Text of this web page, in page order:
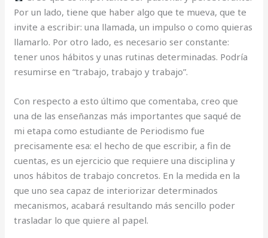
Por un lado, tiene que haber algo que te mueva, que te
invite a escribir: una llamada, un impulso o como quieras
llamarlo. Por otro lado, es necesario ser constante:
tener unos hábitos y unas rutinas determinadas. Podría
resumirse en “trabajo, trabajo y trabajo”.
Con respecto a esto último que comentaba, creo que
una de las enseñanzas más importantes que saqué de
mi etapa como estudiante de Periodismo fue
precisamente esa: el hecho de que escribir, a fin de
cuentas, es un ejercicio que requiere una disciplina y
unos hábitos de trabajo concretos. En la medida en la
que uno sea capaz de interiorizar determinados
mecanismos, acabará resultando más sencillo poder
trasladar lo que quiere al papel.